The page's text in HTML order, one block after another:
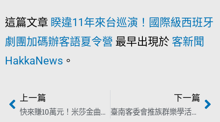
這篇文章 睽違11年來台巡演！國際級西班牙
劇團加碼辦客語夏令營 最早出現於 客新聞
HakkaNews 。
上一篇
快來賺10萬元！米莎金曲配上你拍的影片 客家流行樂MV賽延至8月14日
下一篇
臺南客委會推族群樂學活動 古秀妃：即起開放報名！